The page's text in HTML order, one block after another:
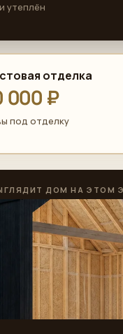
утеплён
отделка
000 ₽
под отделку
ДОМ НА ЭТОМ